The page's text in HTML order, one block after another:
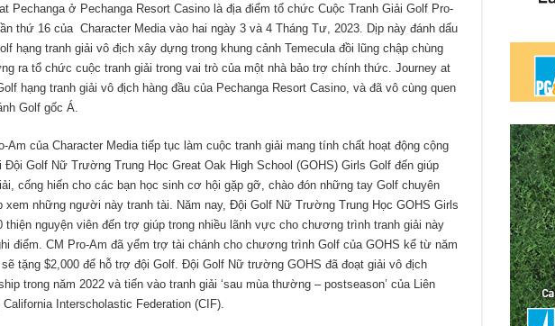
Pechanga ở Pechanga Resort Casino là địa điểm tổ chức Cuộc Tranh Giải Golf Pro-
thứ 16 của Character Media vào hai ngày 3 và 4 Tháng Tư, 2023. Dịp này đánh dấu
hạng tranh giải vô địch xây dựng trong khung cảnh Temecula đồi lũng chập chùng
ra tổ chức cuộc tranh giải trong vai trò của một nhà bảo trợ chính thức. Journey at
hạng tranh giải vô địch hàng đầu của Pechanga Resort Casino, và đã vô cùng quen
Golf gốc Á.
Am của Character Media tiếp tục làm cuộc tranh giải mang tính chất hoạt động cộng
Đội Golf Nữ Trường Trung Học Great Oak High School (GOHS) Girls Golf đến giúp
cống hiến cho các bạn học sinh cơ hội gặp gỡ, chào đón những tay Golf chuyên
xem những người này tranh tài. Năm nay, Đội Golf Nữ Trường Trung Học GOHS Girls
thiện nguyện viên đến trợ giúp trong nhiều lãnh vực cho chương trình tranh giải này
điểm. CM Pro-Am đã yểm trợ tài chánh cho chương trình Golf của GOHS kể từ năm
tặng $2,000 để hỗ trợ đội Golf. Đội Golf Nữ trường GOHS đã đoạt giải vô địch
trong năm 2022 và tiến vào tranh giải ‘sau mùa thường – postseason’ của Liên
Interscholastic Federation (CIF).